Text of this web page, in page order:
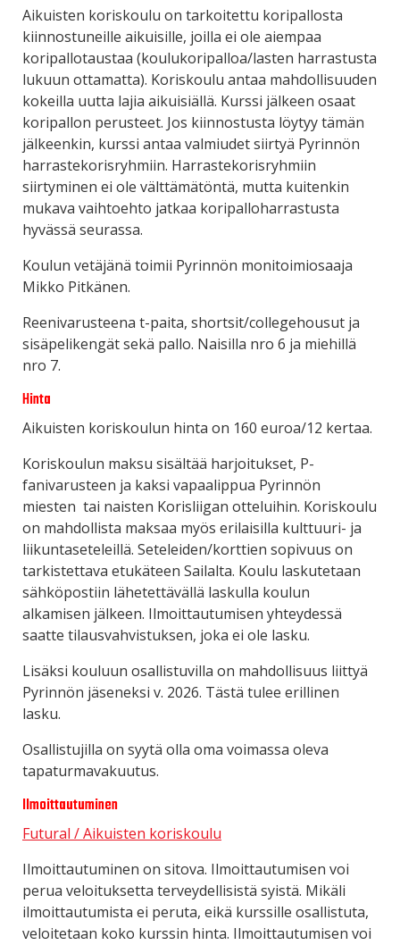
Aikuisten koriskoulu on tarkoitettu koripallosta
kiinnostuneille aikuisille, joilla ei ole aiempaa
koripallotaustaa (koulukoripalloa/lasten harrastusta
lukuun ottamatta). Koriskoulu antaa mahdollisuuden
kokeilla uutta lajia aikuisiällä. Kurssi jälkeen osaat
koripallon perusteet. Jos kiinnostusta löytyy tämän
jälkeenkin, kurssi antaa valmiudet siirtyä Pyrinnön
harrastekorisryhmiin. Harrastekorisryhmiin
siirtyminen ei ole välttämätöntä, mutta kuitenkin
mukava vaihtoehto jatkaa koripalloharrastusta
hyvässä seurassa.
Koulun vetäjänä toimii Pyrinnön monitoimiosaaja
Mikko Pitkänen.
Reenivarusteena t-paita, shortsit/collegehousut ja
sisäpelikengät sekä pallo. Naisilla nro 6 ja miehillä
nro 7.
Hinta
Aikuisten koriskoulun hinta on 160 euroa/12 kertaa.
Koriskoulun maksu sisältää harjoitukset, P-
fanivarusteen ja kaksi vapaalippua Pyrinnön
miesten tai naisten Korisliigan otteluihin. Koriskoulu
on mahdollista maksaa myös erilaisilla kulttuuri- ja
liikuntaseteleillä. Seteleiden/korttien sopivuus on
tarkistettava etukäteen Sailalta. Koulu laskutetaan
sähköpostiin lähetettävällä laskulla koulun
alkamisen jälkeen. Ilmoittautumisen yhteydessä
saatte tilausvahvistuksen, joka ei ole lasku.
Lisäksi kouluun osallistuvilla on mahdollisuus liittyä
Pyrinnön jäseneksi v. 2026. Tästä tulee erillinen
lasku.
Osallistujilla on syytä olla oma voimassa oleva
tapaturmavakuutus.
Ilmoittautuminen
Futural / Aikuisten koriskoulu
Ilmoittautuminen on sitova. Ilmoittautumisen voi
perua veloituksetta terveydellisistä syistä. Mikäli
ilmoittautumista ei peruta, eikä kurssille osallistuta,
veloitetaan koko kurssin hinta. Ilmoittautumisen voi